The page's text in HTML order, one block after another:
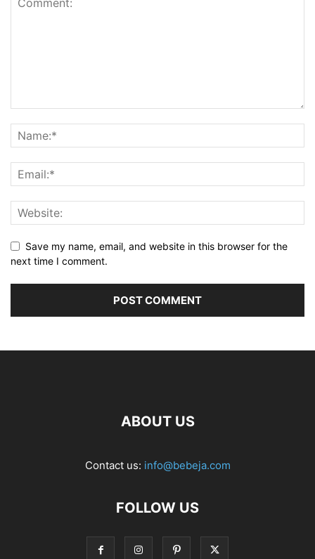
Save my name, email, and website in this browser for the
next time I comment.
ABOUT US
Contact us: info@bebeja.com
FOLLOW US